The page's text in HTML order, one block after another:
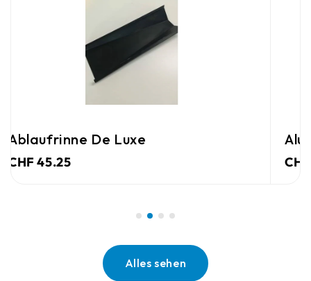
Alu-Sammelbox Aus Karton
CHF 40.00
Alles sehen